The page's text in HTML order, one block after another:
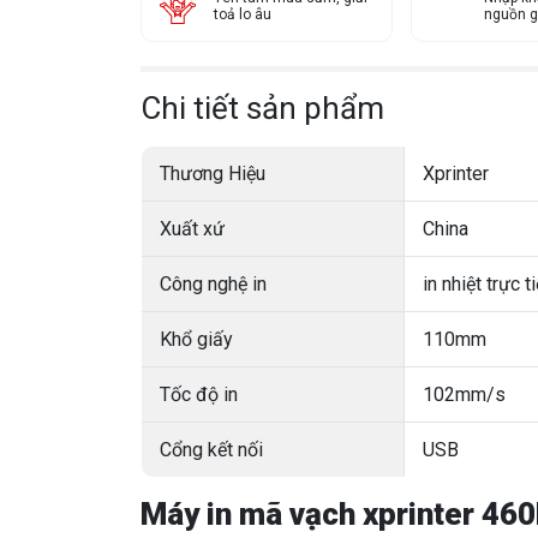
toả lo âu
nguồn
Chi tiết sản phẩm
Thương Hiệu Xprinter
Xuất xứ China
Công nghệ in in nhiệt trực
Khổ giấy 110mm
Tốc độ in 102mm/s
Cổng kết nối USB
Máy in mã vạch xprinter